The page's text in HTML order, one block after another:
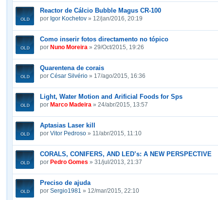
Reactor de Cálcio Bubble Magus CR-100
por Igor Kochetov » 12/jan/2016, 20:19
Como inserir fotos directamento no tópico
por Nuno Moreira » 29/Oct/2015, 19:26
Quarentena de corais
por César Silvério » 17/ago/2015, 16:36
Light, Water Motion and Arificial Foods for Sps
por Marco Madeira » 24/abr/2015, 13:57
Aptasias Laser kill
por Vitor Pedroso » 11/abr/2015, 11:10
CORALS, CONIFERS, AND LED’s: A NEW PERSPECTIVE
por Pedro Gomes » 31/jul/2013, 21:37
Preciso de ajuda
por Sergio1981 » 12/mar/2015, 22:10